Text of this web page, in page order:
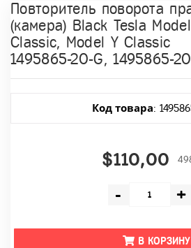
Повторитель поворота
(камера) Black Tesla
Classic, Model Y Classic
1495865-20-G, 1495865-
Код товара:
$110,00
- +
В КОРЗИНУ